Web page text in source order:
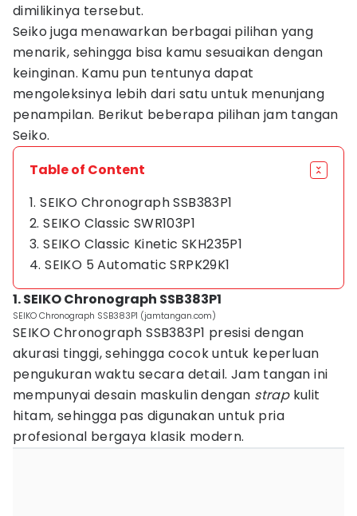
dimilikinya tersebut.
Seiko juga menawarkan berbagai pilihan yang
menarik, sehingga bisa kamu sesuaikan dengan
keinginan. Kamu pun tentunya dapat
mengoleksinya lebih dari satu untuk menunjang
penampilan. Berikut beberapa pilihan jam tangan
Seiko.
Table of Content
1. SEIKO Chronograph SSB383P1
2. SEIKO Classic SWR103P1
3. SEIKO Classic Kinetic SKH235P1
4. SEIKO 5 Automatic SRPK29K1
1. SEIKO Chronograph SSB383P1
SEIKO Chronograph SSB383P1 (jamtangan.com)
SEIKO Chronograph SSB383P1 presisi dengan
akurasi tinggi, sehingga cocok untuk keperluan
pengukuran waktu secara detail. Jam tangan ini
mempunyai desain maskulin dengan strapkulit
hitam, sehingga pas digunakan untuk pria
profesional bergaya klasik modern.